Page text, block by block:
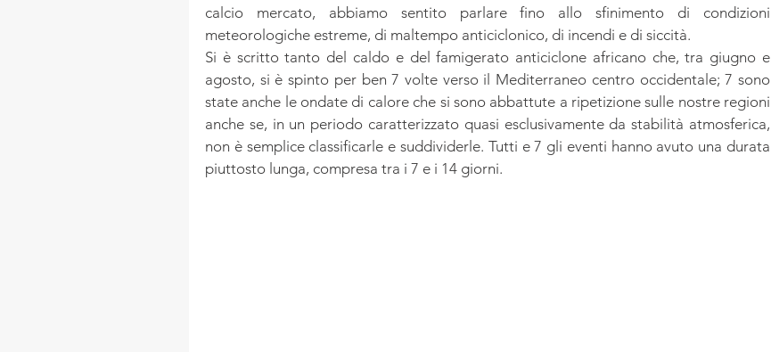
calcio mercato, abbiamo sentito parlare fino allo sfinimento di condizioni
meteorologiche estreme, di maltempo anticiclonico, di incendi e di siccità.
Si è scritto tanto del caldo e del famigerato anticiclone africano che, tra giugno e
agosto, si è spinto per ben 7 volte verso il Mediterraneo centro occidentale; 7 sono
state anche le ondate di calore che si sono abbattute a ripetizione sulle nostre regioni
anche se, in un periodo caratterizzato quasi esclusivamente da stabilità atmosferica,
non è semplice classificarle e suddividerle. Tutti e 7 gli eventi hanno avuto una durata
piuttosto lunga, compresa tra i 7 e i 14 giorni.